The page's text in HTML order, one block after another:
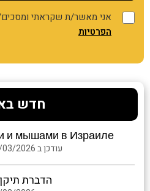
אני מאשר/ת שקראתי
הפרטיות
חדש
и мышами в Израиле
עודכן ב 27/03/2026, 08:00
הדברת